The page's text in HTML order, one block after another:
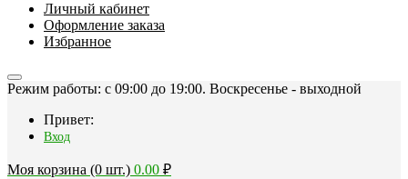
Личный кабинет
Оформление заказа
Избранное
Режим работы: c 09:00 до 19:00. Воскресенье - выходной
Привет:
Вход
Моя корзина (0 шт.) 0.00 ₽